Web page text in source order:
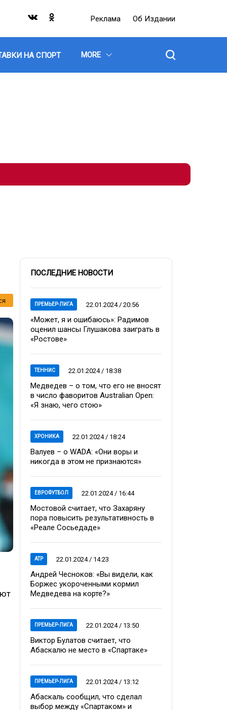
Реклама Об Издании
НА СПОРТ MORE
ПОСЛЕДНИЕ НОВОСТИ
ПРЕМЬЕР-ЛИГА 22.01.2024 / 20:56
«Может, я и ошибаюсь»: Радимов
оценил шансы Глушакова заиграть в
«Ростове»
ТЕННИС 22.01.2024 / 18:38
Медведев – о том, что его не вносят
в число фаворитов Australian Open:
«Я знаю, чего стою»
ХРОНИКА 22.01.2024 / 18:24
Валуев – о WADA: «Они воры и
никогда в этом не признаются»
ЕВРОФУТБОЛ 22.01.2024 / 16:44
Мостовой считает, что Захаряну
пора повысить результативность в
«Реале Сосьедаде»
ATP 22.01.2024 / 14:23
Андрей Чесноков: «Вы видели, как
Боржес укороченными кормил
Медведева на корте?»
ПРЕМЬЕР-ЛИГА 22.01.2024 / 13:50
Виктор Булатов считает, что
Абаскалю не место в «Спартаке»
ПРЕМЬЕР-ЛИГА 22.01.2024 / 13:12
Абаскаль сообщил, что сделал
выбор между «Спартаком» и